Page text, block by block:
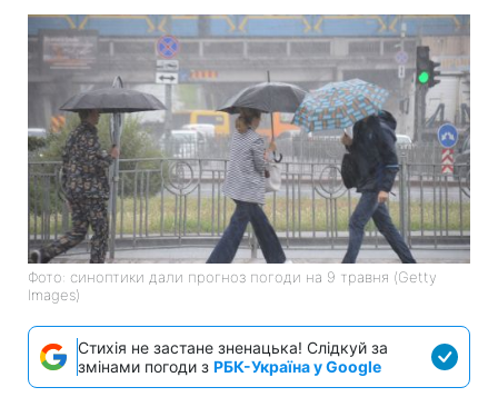
Фото: синоптики дали прогноз погоди на 9 травня (Getty
Images)
Стихія не застане зненацька! Слідкуй за
змінами погоди з РБК-Україна у Google